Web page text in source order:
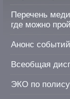
Перечень
где можно
Анонс событий
Всеобщая
ЭКО по